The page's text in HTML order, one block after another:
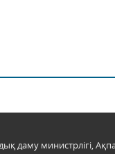
даму министрлігі,